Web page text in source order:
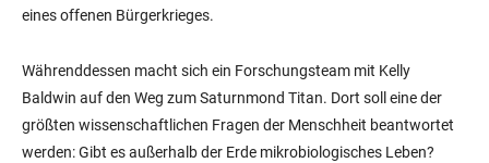
eines offenen Bürgerkrieges.
Währenddessen macht sich ein Forschungsteam mit Kelly
Baldwin auf den Weg zum Saturnmond Titan. Dort soll eine der
größten wissenschaftlichen Fragen der Menschheit beantwortet
werden: Gibt es außerhalb der Erde mikrobiologisches Leben?